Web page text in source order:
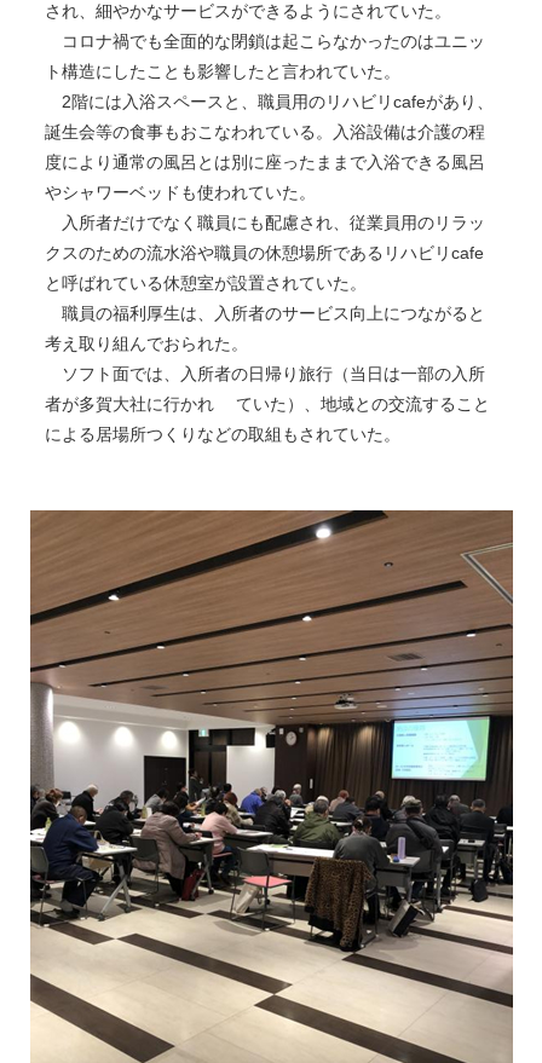
され、細やかなサービスができるようにされていた。
コロナ禍でも全面的な閉鎖は起こらなかったのはユニッ
ト構造にしたことも影響したと言われていた。
2階には入浴スペースと、職員用のリハビリcafeがあり、
誕生会等の食事もおこなわれている。入浴設備は介護の程
度により通常の風呂とは別に座ったままで入浴できる風呂
やシャワーベッドも使われていた。
入所者だけでなく職員にも配慮され、従業員用のリラッ
クスのための流水浴や職員の休憩場所であるリハビリcafe
と呼ばれている休憩室が設置されていた。
職員の福利厚生は、入所者のサービス向上につながると
考え取り組んでおられた。
ソフト面では、入所者の日帰り旅行（当日は一部の入所
者が多賀大社に行かれ ていた）、地域との交流すること
による居場所つくりなどの取組もされていた。